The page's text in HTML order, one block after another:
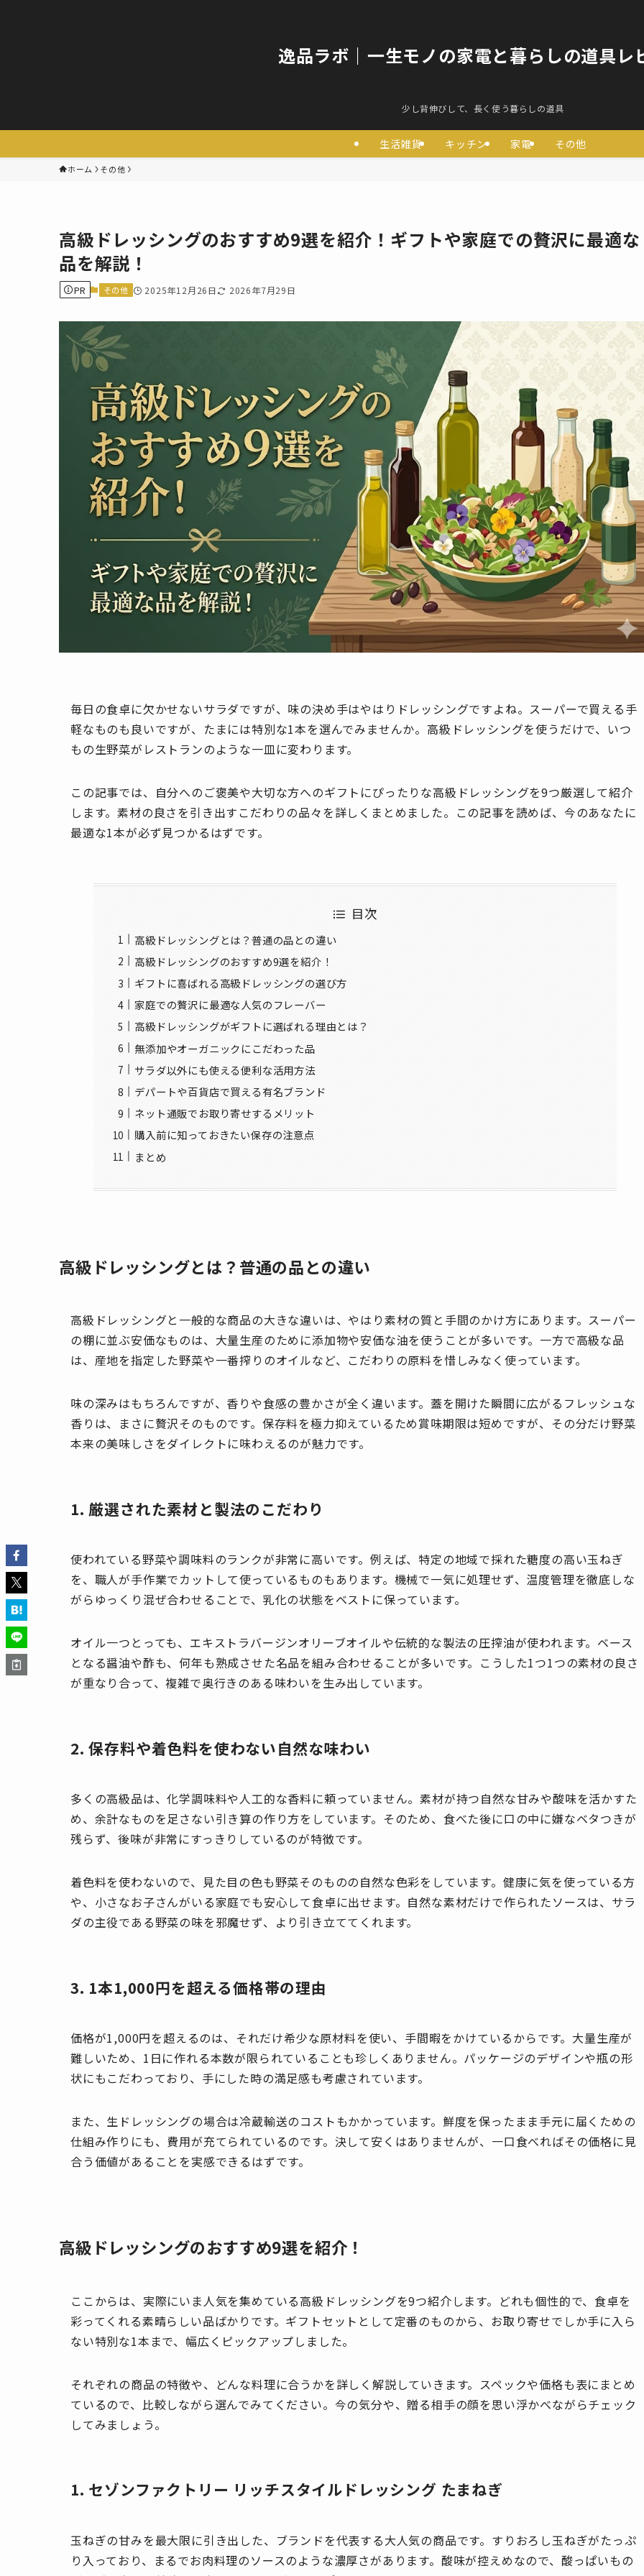
逸品ラボ｜一生モノの家電と暮らしの道具レ
少し背伸びして、長く使う暮らしの道具
生活雑貨 キッチン 家電 その他
ホーム その他
高級ドレッシングのおすすめ9選を紹介！ギフトや家庭での贅沢に最適な
品を解説！
PR その他 2025年12月26日 2026年7月29日
毎日の食卓に欠かせないサラダですが、味の決め手はやはりドレッシングですよね。スーパーで買える手
軽なものも良いですが、たまには特別な1本を選んでみませんか。高級ドレッシングを使うだけで、いつ
もの生野菜がレストランのような一皿に変わります。
この記事では、自分へのご褒美や大切な方へのギフトにぴったりな高級ドレッシングを9つ厳選して紹介
します。素材の良さを引き出すこだわりの品々を詳しくまとめました。この記事を読めば、今のあなたに
最適な1本が必ず見つかるはずです。
目次
高級ドレッシングとは？普通の品との違い
高級ドレッシングのおすすめ9選を紹介！
ギフトに喜ばれる高級ドレッシングの選び方
家庭での贅沢に最適な人気のフレーバー
高級ドレッシングがギフトに選ばれる理由とは？
無添加やオーガニックにこだわった品
サラダ以外にも使える便利な活用方法
デパートや百貨店で買える有名ブランド
ネット通販でお取り寄せするメリット
購入前に知っておきたい保存の注意点
まとめ
高級ドレッシングとは？普通の品との違い
高級ドレッシングと一般的な商品の大きな違いは、やはり素材の質と手間のかけ方にあります。スーパー
の棚に並ぶ安価なものは、大量生産のために添加物や安価な油を使うことが多いです。一方で高級な品
は、産地を指定した野菜や一番搾りのオイルなど、こだわりの原料を惜しみなく使っています。
味の深みはもちろんですが、香りや食感の豊かさが全く違います。蓋を開けた瞬間に広がるフレッシュな
香りは、まさに贅沢そのものです。保存料を極力抑えているため賞味期限は短めですが、その分だけ野菜
本来の美味しさをダイレクトに味わえるのが魅力です。
1. 厳選された素材と製法のこだわり
使われている野菜や調味料のランクが非常に高いです。例えば、特定の地域で採れた糖度の高い玉ねぎ
を、職人が手作業でカットして使っているものもあります。機械で一気に処理せず、温度管理を徹底しな
がらゆっくり混ぜ合わせることで、乳化の状態をベストに保っています。
オイル一つとっても、エキストラバージンオリーブオイルや伝統的な製法の圧搾油が使われます。ベース
となる醤油や酢も、何年も熟成させた名品を組み合わせることが多いです。こうした1つ1つの素材の良さ
が重なり合って、複雑で奥行きのある味わいを生み出しています。
2. 保存料や着色料を使わない自然な味わい
多くの高級品は、化学調味料や人工的な香料に頼っていません。素材が持つ自然な甘みや酸味を活かすた
め、余計なものを足さない引き算の作り方をしています。そのため、食べた後に口の中に嫌なベタつきが
残らず、後味が非常にすっきりしているのが特徴です。
着色料を使わないので、見た目の色も野菜そのものの自然な色彩をしています。健康に気を使っている方
や、小さなお子さんがいる家庭でも安心して食卓に出せます。自然な素材だけで作られたソースは、サラ
ダの主役である野菜の味を邪魔せず、より引き立ててくれます。
3. 1本1,000円を超える価格帯の理由
価格が1,000円を超えるのは、それだけ希少な原材料を使い、手間暇をかけているからです。大量生産が
難しいため、1日に作れる本数が限られていることも珍しくありません。パッケージのデザインや瓶の形
状にもこだわっており、手にした時の満足感も考慮されています。
また、生ドレッシングの場合は冷蔵輸送のコストもかかっています。鮮度を保ったまま手元に届くための
仕組み作りにも、費用が充てられているのです。決して安くはありませんが、一口食べればその価格に見
合う価値があることを実感できるはずです。
高級ドレッシングのおすすめ9選を紹介！
ここからは、実際にいま人気を集めている高級ドレッシングを9つ紹介します。どれも個性的で、食卓を
彩ってくれる素晴らしい品ばかりです。ギフトセットとして定番のものから、お取り寄せでしか手に入ら
ない特別な1本まで、幅広くピックアップしました。
それぞれの商品の特徴や、どんな料理に合うかを詳しく解説していきます。スペックや価格も表にまとめ
ているので、比較しながら選んでみてください。今の気分や、贈る相手の顔を思い浮かべながらチェック
してみましょう。
1. セゾンファクトリー リッチスタイルドレッシング たまねぎ
玉ねぎの甘みを最大限に引き出した、ブランドを代表する大人気の商品です。すりおろし玉ねぎがたっぷ
り入っており、まるでお肉料理のソースのような濃厚さがあります。酸味が控えめなので、酸っぱいもの